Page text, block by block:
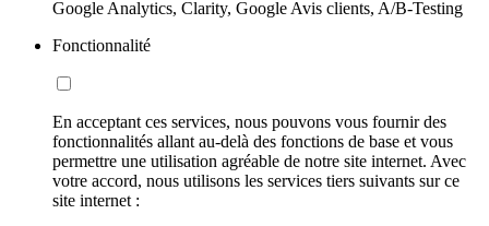
Google Analytics, Clarity, Google Avis clients, A/B-Testing
Fonctionnalité
En acceptant ces services, nous pouvons vous fournir des
fonctionnalités allant au-delà des fonctions de base et vous
permettre une utilisation agréable de notre site internet. Avec
votre accord, nous utilisons les services tiers suivants sur ce
site internet :